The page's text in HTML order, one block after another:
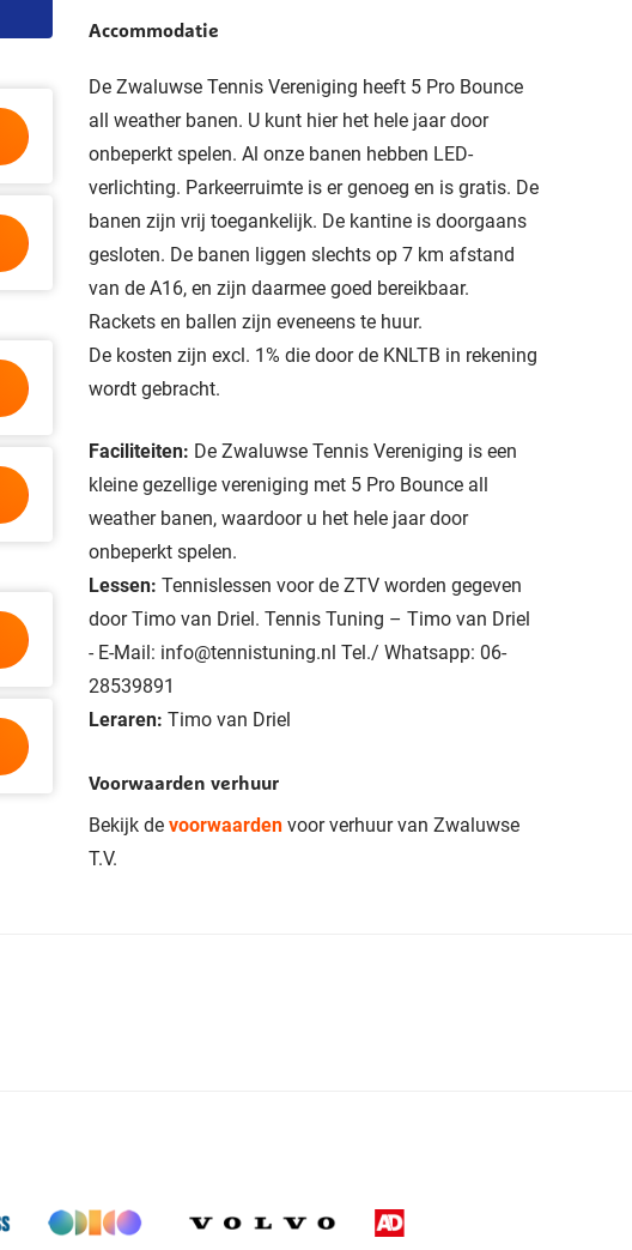
Accommodatie
De Zwaluwse Tennis Vereniging heeft 5 Pro Bounce
all weather banen. U kunt hier het hele jaar door
onbeperkt spelen. Al onze banen hebben LED-
verlichting. Parkeerruimte is er genoeg en is gratis. De
banen zijn vrij toegankelijk. De kantine is doorgaans
gesloten. De banen liggen slechts op 7 km afstand
van de A16, en zijn daarmee goed bereikbaar.
Rackets en ballen zijn eveneens te huur.
De kosten zijn excl. 1% die door de KNLTB in rekening
wordt gebracht.
Faciliteiten: De Zwaluwse Tennis Vereniging is een
kleine gezellige vereniging met 5 Pro Bounce all
weather banen, waardoor u het hele jaar door
onbeperkt spelen.
Lessen: Tennislessen voor de ZTV worden gegeven
door Timo van Driel. Tennis Tuning – Timo van Driel
- E-Mail: info@tennistuning.nl Tel./ Whatsapp: 06-
28539891
Leraren: Timo van Driel
Voorwaarden verhuur
Bekijk de voorwaarden voor verhuur van Zwaluwse
T.V.